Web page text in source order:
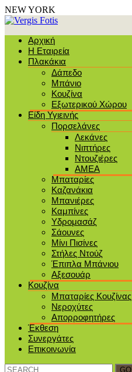
NEW YORK
Αρχική
Η Εταιρεία
Πλακάκια
Δάπεδο
Μπάνιο
Κουζίνα
Εξωτερικού Χώρου
Είδη Υγιεινής
Πορσελάνες
Λεκάνες
Νιπτήρες
Ντουζιέρες
ΑΜΕΑ
Μπαταρίες
Καζανάκια
Μπανιέρες
Καμπίνες
Υδρομασάζ
Σάουνες
Μίνι Πισίνες
Στήλες Ντούζ
Έπιπλα Μπάνιου
Αξεσουάρ
Κουζίνα
Μπαταρίες Κουζίνας
Νεροχύτες
Απορροφητήρες
Έκθεση
Συνεργάτες
Επικοινωνία
Search